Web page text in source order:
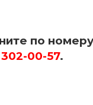
по
00-57.